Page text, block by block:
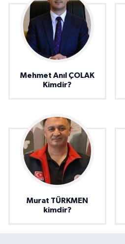
Mehmet Anıl ÇOLAK
Kimdir?
Murat TÜRKMEN
kimdir?